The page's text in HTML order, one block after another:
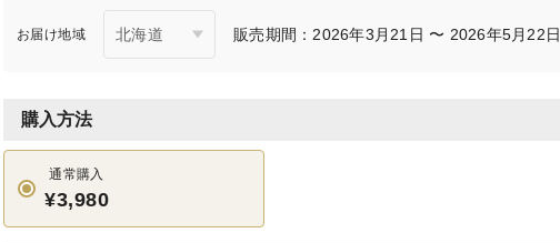
お届け地域 販売期間：2026年3月21日 〜 2026年5月22日
購入方法
通常購入
¥3,980